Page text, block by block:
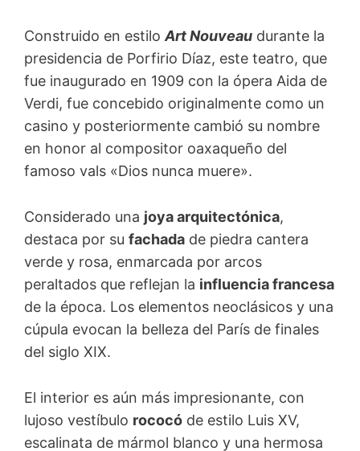
Construido en estilo Art Nouveau durante la
presidencia de Porfirio Díaz, este teatro, que
fue inaugurado en 1909 con la ópera Aida de
Verdi, fue concebido originalmente como un
casino y posteriormente cambió su nombre
en honor al compositor oaxaqueño del
famoso vals «Dios nunca muere».
Considerado una joya arquitectónica,
destaca por su fachada de piedra cantera
verde y rosa, enmarcada por arcos
peraltados que reflejan la influencia francesa
de la época. Los elementos neoclásicos y una
cúpula evocan la belleza del París de finales
del siglo XIX.
El interior es aún más impresionante, con
lujoso vestíbulo rococó de estilo Luis XV,
escalinata de mármol blanco y una hermosa